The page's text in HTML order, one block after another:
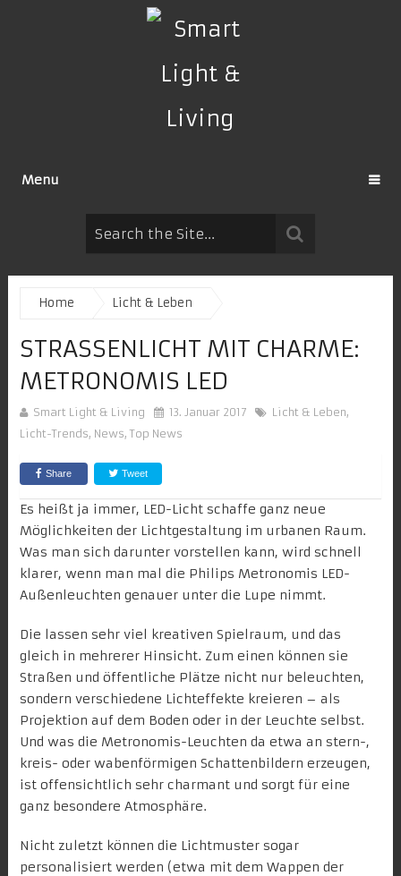
Menu
Home Licht & Leben
STRASSENLICHT MIT CHARME: M
ETRONOMIS LED
Smart Light & Living 13. Januar 2017 Licht & Leben,
Licht-Trends, News,Top News
Share Tweet
Es heißt ja immer, LED-Licht schaffe ganz neue
Möglichkeiten der Lichtgestaltung im urbanen Raum.
Was man sich darunter vorstellen kann, wird schnell
klarer, wenn man mal die Philips Metronomis LED-
Außenleuchten genauer unter die Lupe nimmt.
Die lassen sehr viel kreativen Spielraum, und das
gleich in mehrerer Hinsicht. Zum einen können sie
Straßen und öffentliche Plätze nicht nur beleuchten,
sondern verschiedene Lichteffekte kreieren – als
Projektion auf dem Boden oder in der Leuchte selbst.
Und was die Metronomis-Leuchten da etwa an stern-,
kreis- oder wabenförmigen Schattenbildern erzeugen,
ist offensichtlich sehr charmant und sorgt für eine
ganz besondere Atmosphäre.
Nicht zuletzt können die Lichtmuster sogar
personalisiert werden (etwa mit dem Wappen der